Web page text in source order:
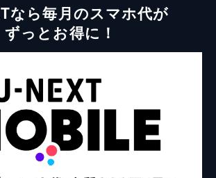
なら毎月のスマホ代が
ずっとお得に！